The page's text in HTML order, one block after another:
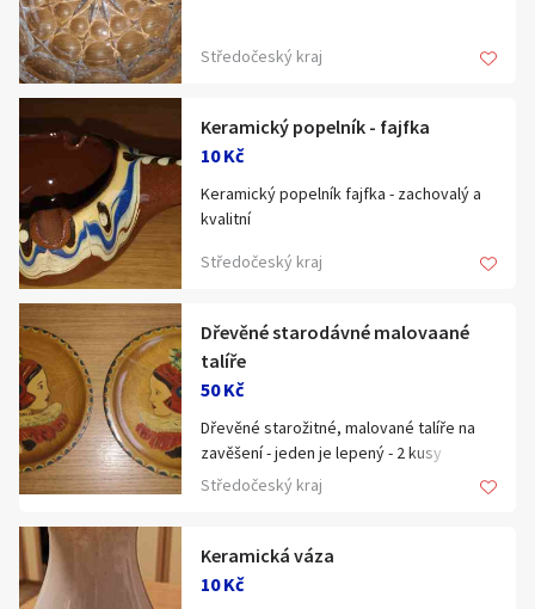
Středočeský kraj
Keramický popelník - fajfka
10 Kč
Keramický popelník fajfka - zachovalý a
kvalitní
Středočeský kraj
Dřevěné starodávné malovaané
talíře
50 Kč
Dřevěné starožitné, malované talíře na
zavěšení - jeden je lepený - 2 kusy
Středočeský kraj
Keramická váza
10 Kč